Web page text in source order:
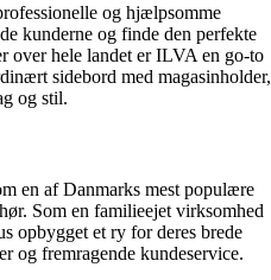
og hjælpsomme
kunderne og finde den perfekte
over hele landet er ILVA en go-to
sidebord med magasinholder,
og stil.
en af ​​Danmarks mest populære
Som en familieejet virksomhed
opbygget et ry for deres brede
og fremragende kundeservice.